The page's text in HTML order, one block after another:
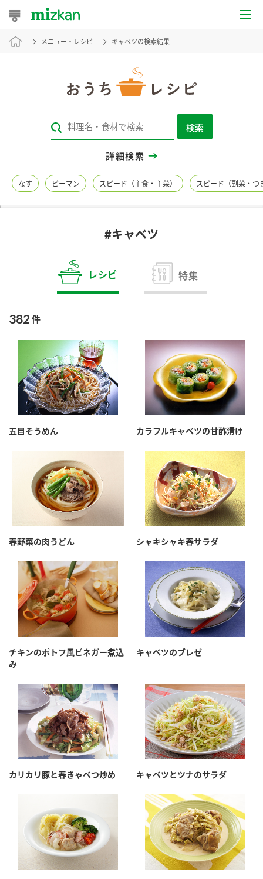
おうちレシピ
レシピカテゴリ一覧
レシピ名特集
商品カテゴリ
お酢ドリンク ぽん酢
みりん風・料理酒 鍋用調味料
つゆ たれ
スープ 中華
クイック調味料 レモン果汁
ふりかけ おすしの素
納豆 Fibee
ブランド・スペシャルサイト
ブランド・スペシャルサイト トップ
商品ブランドサイト
カンタン酢
お酢ドリンク
味ぽん
ぽん酢
かおりの蔵
つゆ
鍋なび
納豆のサイト
PIN印
三ツ判山吹
スペシャルサイト
お酢を知ろう！
すしラボ
ぽん酢サワー
納豆の豆知識
ミツカンのCM
ロングセラー商品 ＋ おすすめレシピ
人気商品 ＋ おすすめレシピ
企業情報
ミツカングループについて
企業理念
ミツカンの歴史
ミツカンを知る
環境への取り組み
水の文化センター（アーカイブ）
ZENB initiative
各部門が大切にしていること
おいしさと健康への取り組み
キッザニア東京「ぽん酢工房」
採用情報
お客様相談センター
お客様の声をいかしました
よくあるご質問
お問い合わせ
地図から取り扱い店舗を探す
メニュー・レシピ キャベツの検索結果
検索
詳細検索
なす ピーマン スピード（主食・主菜） スピード（副菜・つ
#キャベツ
レシピ 特集
382 件
五目そうめん カラフルキャベツの甘酢漬け
春野菜の肉うどん シャキシャキ春サラダ
チキンのポトフ風ビネガー煮込
み
キャベツのブレゼ
カリカリ豚と春きゃべつ炒め キャベツとツナのサラダ